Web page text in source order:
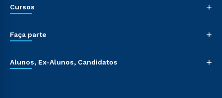
Cursos +
Faça parte +
Alunos, Ex-Alunos, Candidatos +